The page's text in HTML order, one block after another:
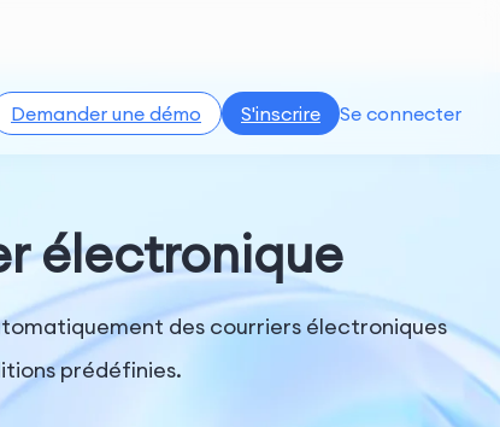
Demander une démo S'inscrire Se connecter
électronique
des courriers électroniques
prédéfinies.